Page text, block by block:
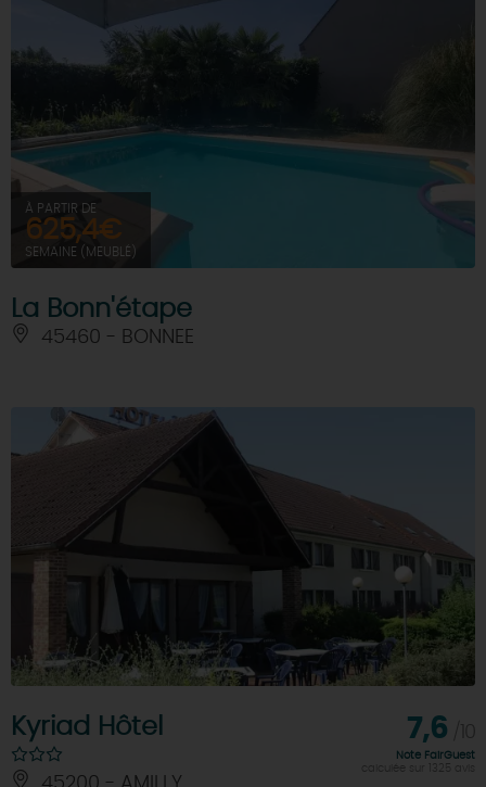
À PARTIR DE
625,4€
SEMAINE (MEUBLÉ)
La Bonn'étape
45460 - BONNEE
Kyriad Hôtel 7,6
Note FairGuest
calculée sur 1325 avis